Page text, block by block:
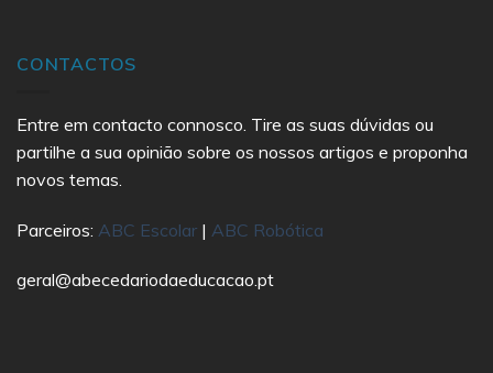
CONTACTOS
Entre em contacto connosco. Tire as suas dúvidas ou
partilhe a sua opinião sobre os nossos artigos e proponha
novos temas.
Parceiros: ABC Escolar | ABC Robótica
geral@abecedariodaeducacao.pt